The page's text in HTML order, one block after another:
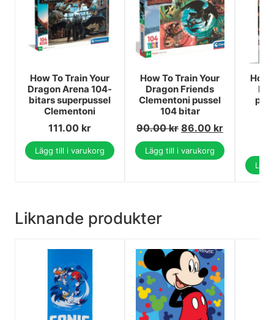
How To Train Your
Dragon Arena 104-
bitars superpussel
Clementoni
111.00 kr
Lägg till i varukorg
How To Train Your
Dragon Friends
Clementoni pussel
104 bitar
90.00kr 86.00 kr
Lägg till i varukorg
How
Liknande produkter